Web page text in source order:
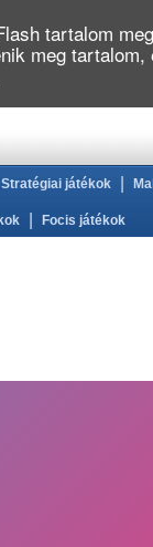
Stratégiai játékok
Focis játékok
tartalom
meg